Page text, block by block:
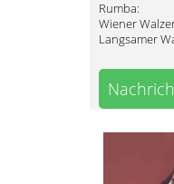
Rumba:
Wiener
Langsamer